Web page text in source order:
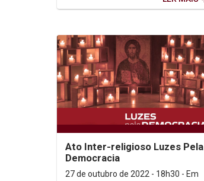
Ato Inter-religioso Luzes Pela
Democracia
27 de outubro de 2022 - 18h30 - Em